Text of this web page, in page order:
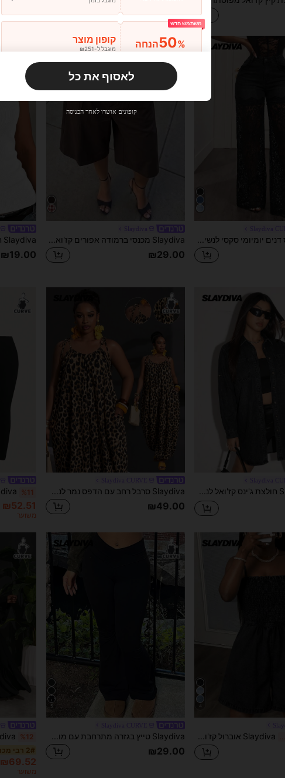
₪39.00
₪29.00
₪29.00
₪19.00
Slaydiva חולצת ג'ינס קז'ואל לנשים במידה גדולה עם שרוול ארוך, סגירה בטור אחד וכיס Slaydiva סרבל רחב עם הדפס נמר לנשים במידות גדולות
₪49.00
%11
₪52.51
משוער
4
3 ימים אחרונים
5
₪29.00
%12
2# רבי מכר
₪69.52
משוער
משתמש חדש
50%הנחה קופון מוצר
מוגבל ל-₪251
מוגבל בזמן
משתמש חדש
33 קופון מוצר
מוגבל ל-₪270
מוגבל בזמן
קופון מוצר
לאסוף את כל
קופונים אושרו לאחר הכניסה